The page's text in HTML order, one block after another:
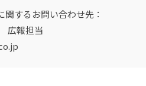
するお問い合わせ先：
広報担当